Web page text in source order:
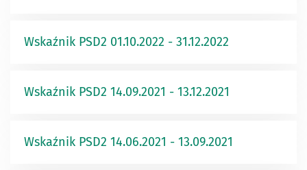
Wskaźnik PSD2 01.10.2022 - 31.12.2022
Wskaźnik PSD2 14.09.2021 - 13.12.2021
Wskaźnik PSD2 14.06.2021 - 13.09.2021